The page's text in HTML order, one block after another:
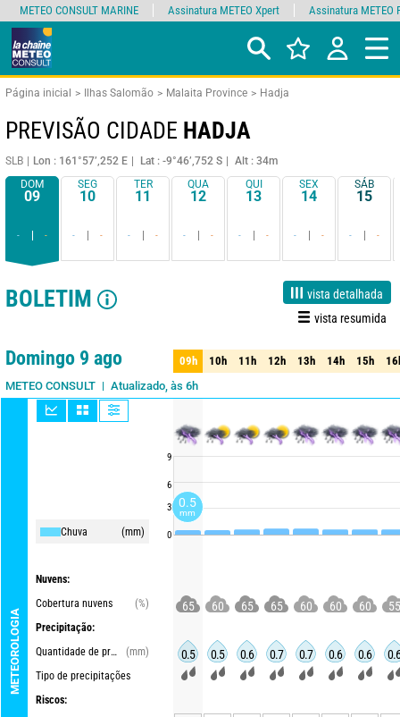
Página inicial Ilhas Salomão Malaita Province Hadja
PREVISÃO CIDADE HADJA
SLB Lon : 161°57’,252 E Lat : -9°46’,752 S
Alt : 34m
DOM
09
- -
SEG
10
- -
TER
11
- -
QUA
12
- -
QUI
13
- -
SEX
14
- -
SÁB
15
- -
BOLETIM
vista detalhada
vista resumida
1 dia Fiabilidade 85%
Domingo 9 ago
METEO CONSULT Atualizado, às 6h
METEOROLOGIA
Chuva (mm)
Nuvens:
Cobertura nuvens
(%)
Precipitação:
Quantidade de precipitações
(mm)
Tipo de precipitações
Riscos:
9
6
3
0
09h 10h 11h 12h 13h 14h 15h
09h 10h 11h 12h 13h 14h 15h
65 60 65 65 60 60 60 55
0.5 0.5 0.6 0.7 0.7 0.6 0.6
METEO CONSULT MARINE Assinatura METEO Xpert Assinatura METEO
0.5
mm